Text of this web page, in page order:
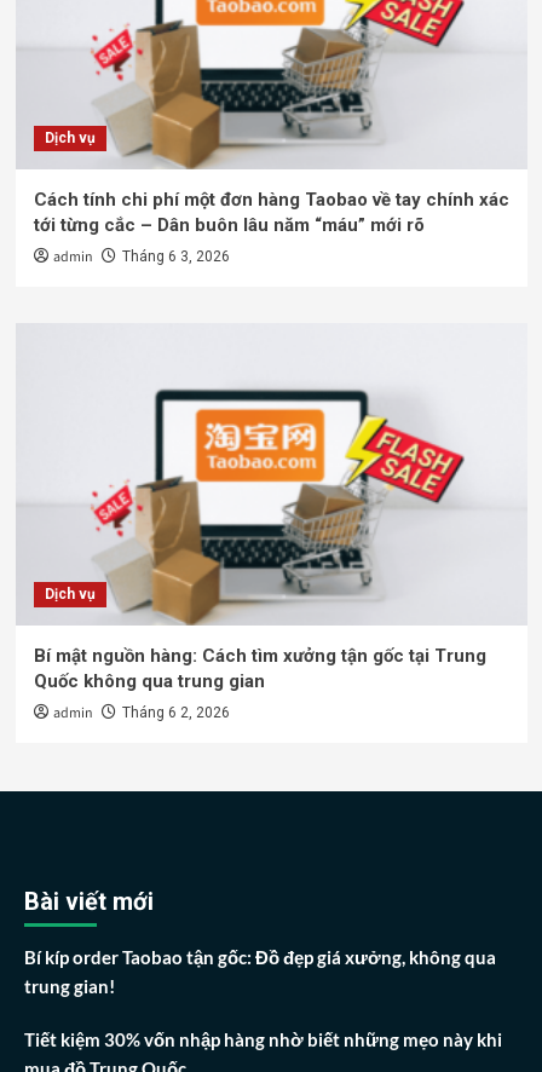
Dịch vụ
Cách tính chi phí một đơn hàng Taobao về tay chính xác
tới từng cắc – Dân buôn lâu năm “máu” mới rõ
admin Tháng 6 3, 2026
Dịch vụ
Bí mật nguồn hàng: Cách tìm xưởng tận gốc tại Trung
Quốc không qua trung gian
admin Tháng 6 2, 2026
Bài viết mới
Bí kíp order Taobao tận gốc: Đồ đẹp giá xưởng, không qua
trung gian!
Tiết kiệm 30% vốn nhập hàng nhờ biết những mẹo này khi